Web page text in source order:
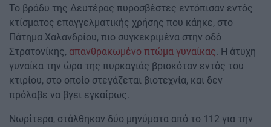
Το βράδυ της Δευτέρας πυροσβέστες εντόπισαν εντός
κτίσματος επαγγελματικής χρήσης που κάηκε, στο
Πάτημα Χαλανδρίου, πιο συγκεκριμένα στην οδό
Στρατονίκης, απανθρακωμένο πτώμα γυναίκας. Η άτυχη
γυναίκα την ώρα της πυρκαγιάς βρισκόταν εντός του
κτιρίου, στο οποίο στεγάζεται βιοτεχνία, και δεν
πρόλαβε να βγει εγκαίρως.
Νωρίτερα, στάλθηκαν δύο μηνύματα από το 112 για την